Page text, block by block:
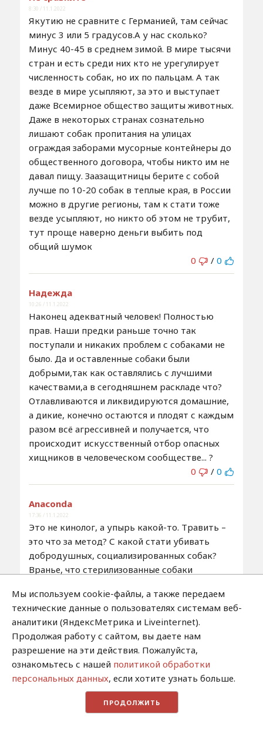
8:30 / 11.1.2022
Якутию не сравните с Германией, там сейчас
минус 3 или 5 градусов.А у нас сколько?
Минус 40-45 в среднем зимой. В мире тысячи
стран и есть среди них кто не урегулирует
численность собак, но их по пальцам. А так
везде в мире усыпляют, за это и выступает
даже Всемирное общество защиты животных.
Даже в некоторых странах сознательно
лишают собак пропитания на улицах
ограждая заборами мусорные контейнеры до
общественного договора, чтобы никто им не
давал пищу. Заазащитницы берите с собой
лучше по 10-20 собак в теплые края, в России
можно в другие регионы, там к стати тоже
везде усыпляют, но никто об этом не трубит,
тут проще наверно деньги выбить под
общий шумок
0
/ 0
Надежда
10:26 / 11.1.2022
Наконец адекватный человек! Полностью
прав. Наши предки раньше точно так
поступали и никаких проблем с собаками не
было. Да и оставленные собаки были
добрыми,так как оставлялись с лучшими
качествами,а в сегодняшнем раскладе что?
Отлавливаются и ликвидируются домашние,
а дикие, конечно остаются и плодят с каждым
разом всё агрессивней и получается, что
происходит искусственный отбор опасных
хищников в человеческом сообществе... ?
0
/ 0
Anaconda
17:36 / 11.1.2022
Это не кинолог, а упырь какой-то. Травить –
это что за метод? С какой стати убивать
добродушных, социализированных собак?
Вранье, что стерилизованные собаки
гуляем в том же парке, видим этих собак, они
там ходят то толпой, то водиночку. Но это не
стая, как это пытается обрисовать этот
“специалист”. Они не нападают, не кусают
никого, они ластятся или спят, или просто
ходят среди людей. Проблема в том, что из
единичного случая такие вот граждане
пытаются сделать повседневные события. А
это ложь. “Не афишируется”, говорит он. А что
Мы используем cookie-файлы, а также передаем
технические данные о пользователях системам веб-
аналитики (ЯндексМетрика и Liveinternet).
Продолжая работу с сайтом, вы даете нам
разрешение на эти действия. Пожалуйста,
ознакомьтесь с нашей политикой обработки
персональных данных, если хотите узнать больше.
ПРОДОЛЖИТЬ